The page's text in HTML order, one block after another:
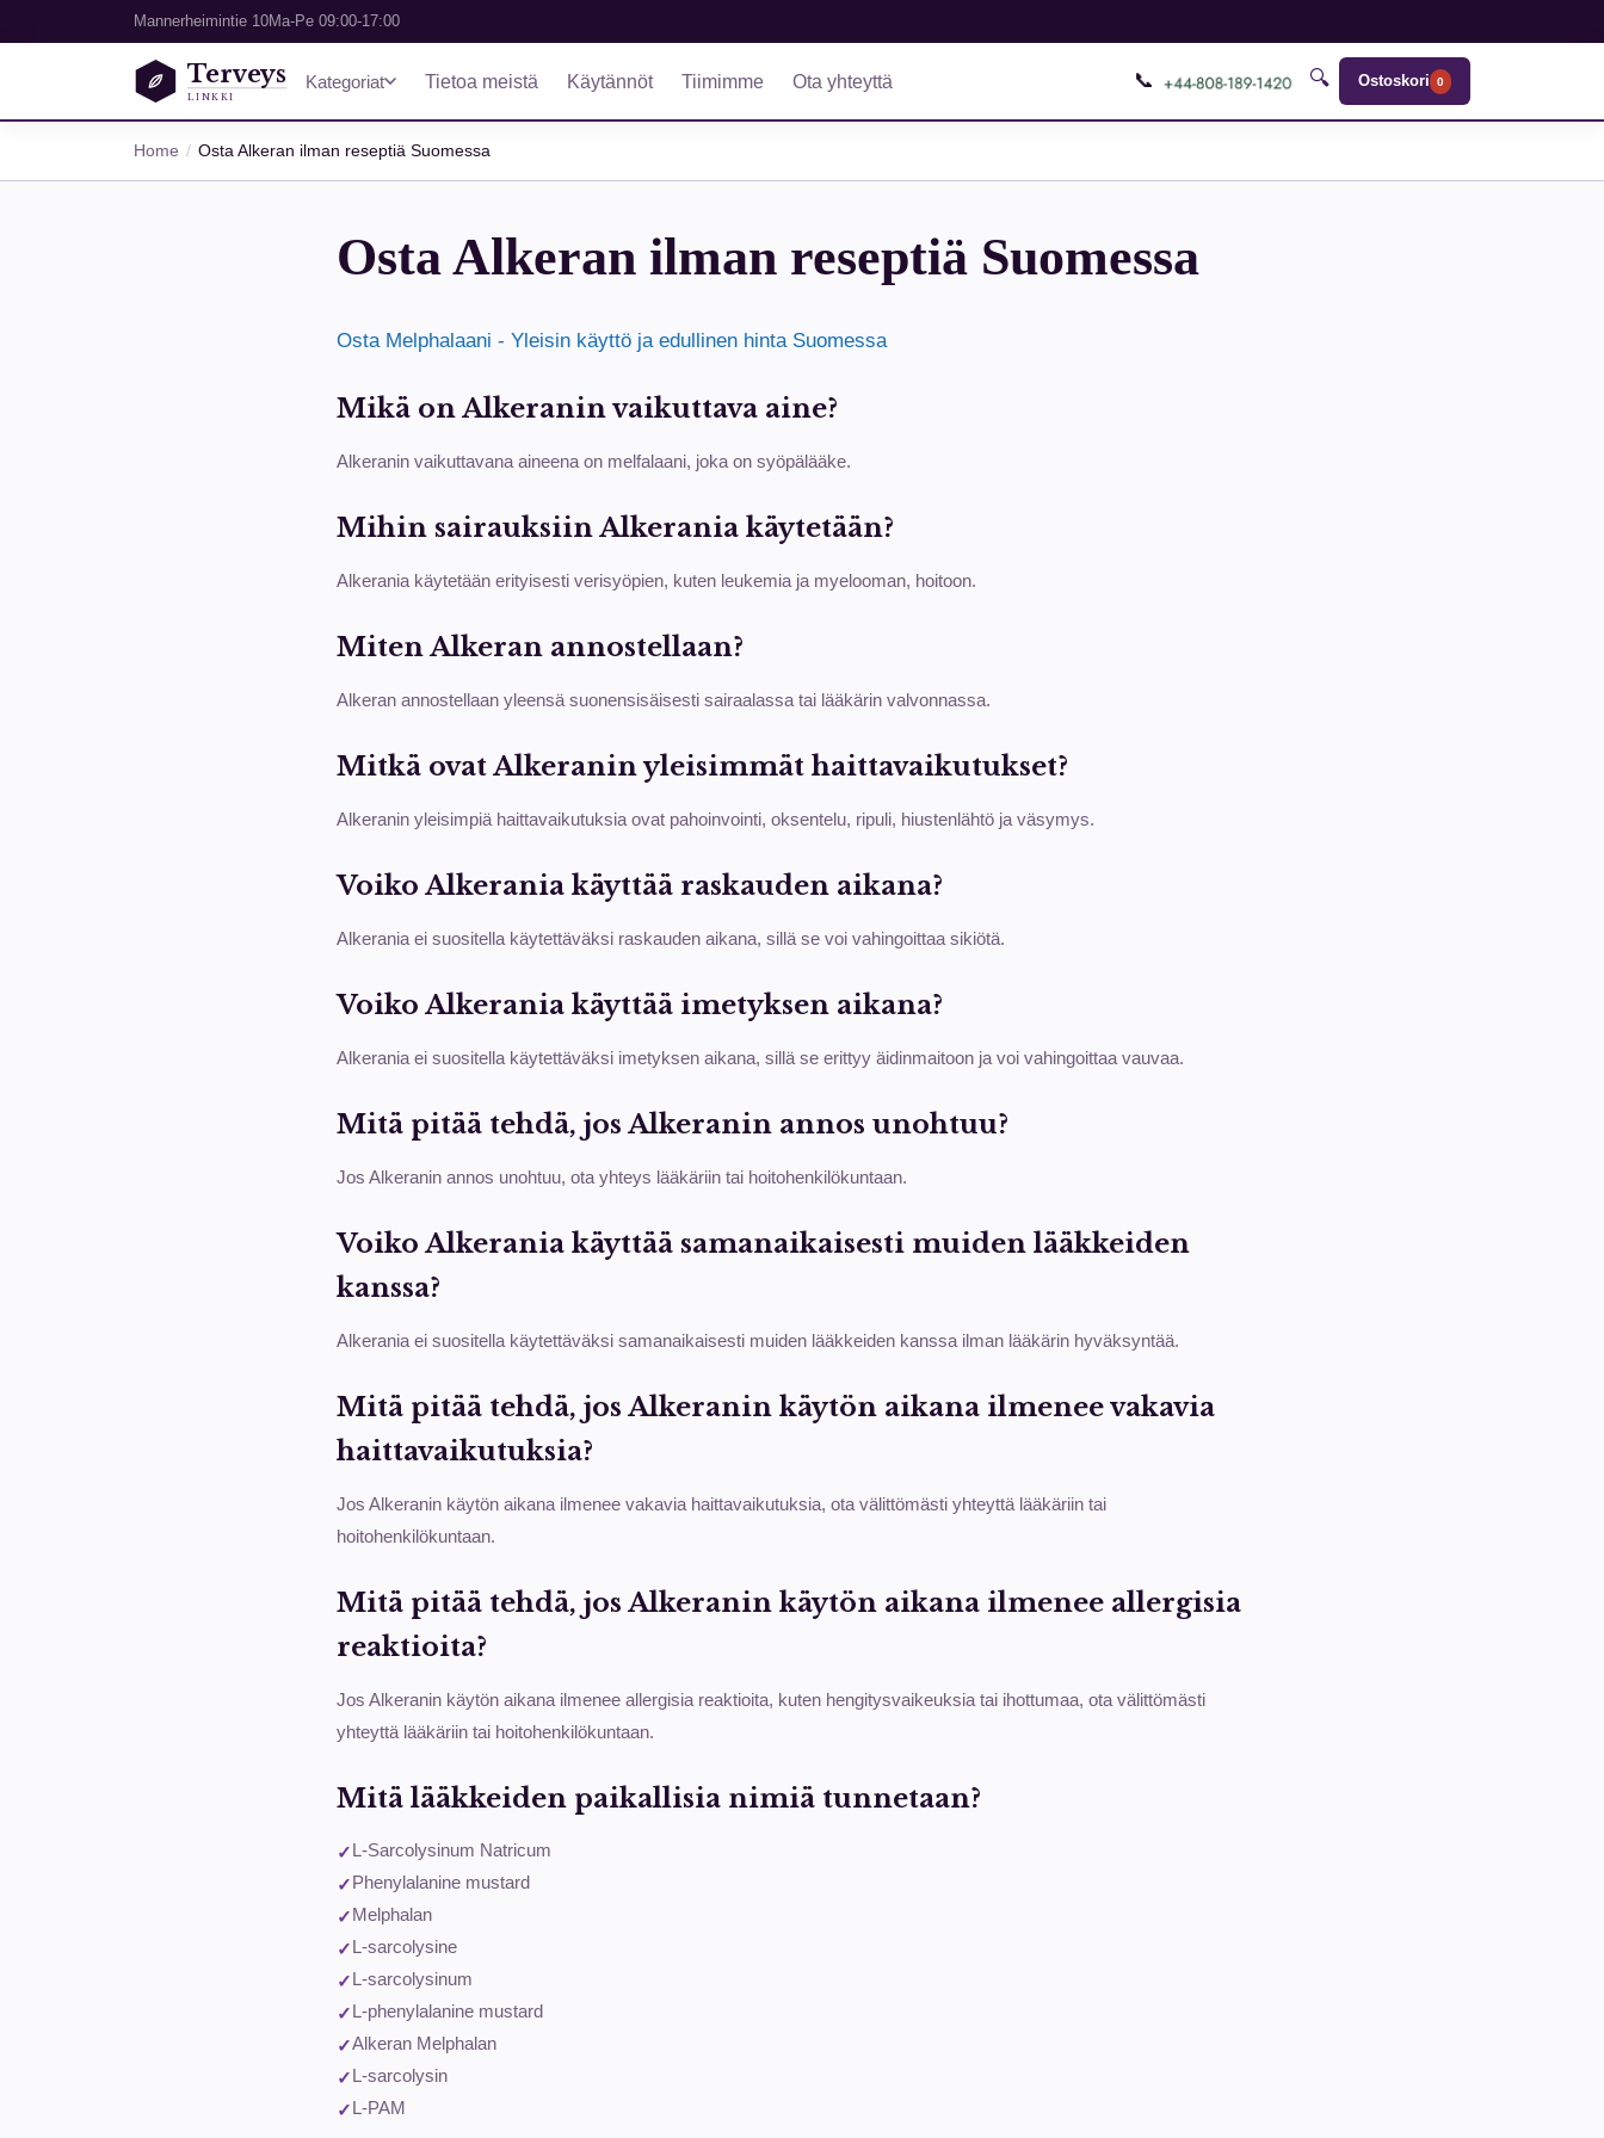
Mannerheimintie 10Ma-Pe 09:00-17:00
Terveys
LINKKI
Kategoriat Tietoa meistä Käytännöt Tiimimme Ota yhteyttä 📞 🔍 Ostoskori 0
Home Osta Alkeran ilman reseptiä Suomessa
Osta Alkeran ilman reseptiä Suomessa
Osta Melphalaani - Yleisin käyttö ja edullinen hinta Suomessa
Mikä on Alkeranin vaikuttava aine?
Alkeranin vaikuttavana aineena on melfalaani, joka on syöpälääke.
Mihin sairauksiin Alkerania käytetään?
Alkerania käytetään erityisesti verisyöpien, kuten leukemia ja myelooman, hoitoon.
Miten Alkeran annostellaan?
Alkeran annostellaan yleensä suonensisäisesti sairaalassa tai lääkärin valvonnassa.
Mitkä ovat Alkeranin yleisimmät haittavaikutukset?
Alkeranin yleisimpiä haittavaikutuksia ovat pahoinvointi, oksentelu, ripuli, hiustenlähtö ja väsymys.
Voiko Alkerania käyttää raskauden aikana?
Alkerania ei suositella käytettäväksi raskauden aikana, sillä se voi vahingoittaa sikiötä.
Voiko Alkerania käyttää imetyksen aikana?
Alkerania ei suositella käytettäväksi imetyksen aikana, sillä se erittyy äidinmaitoon ja voi vahingoittaa vauvaa.
Mitä pitää tehdä, jos Alkeranin annos unohtuu?
Jos Alkeranin annos unohtuu, ota yhteys lääkäriin tai hoitohenkilökuntaan.
Voiko Alkerania käyttää samanaikaisesti muiden lääkkeiden
kanssa?
Alkerania ei suositella käytettäväksi samanaikaisesti muiden lääkkeiden kanssa ilman lääkärin hyväksyntää.
Mitä pitää tehdä, jos Alkeranin käytön aikana ilmenee vakavia
haittavaikutuksia?
Jos Alkeranin käytön aikana ilmenee vakavia haittavaikutuksia, ota välittömästi yhteyttä lääkäriin tai
hoitohenkilökuntaan.
Mitä pitää tehdä, jos Alkeranin käytön aikana ilmenee allergisia
reaktioita?
Jos Alkeranin käytön aikana ilmenee allergisia reaktioita, kuten hengitysvaikeuksia tai ihottumaa, ota välittömästi
yhteyttä lääkäriin tai hoitohenkilökuntaan.
Mitä lääkkeiden paikallisia nimiä tunnetaan?
L-Sarcolysinum Natricum
Phenylalanine mustard
Melphalan
L-sarcolysine
L-sarcolysinum
L-phenylalanine mustard
Alkeran Melphalan
L-sarcolysin
L-PAM